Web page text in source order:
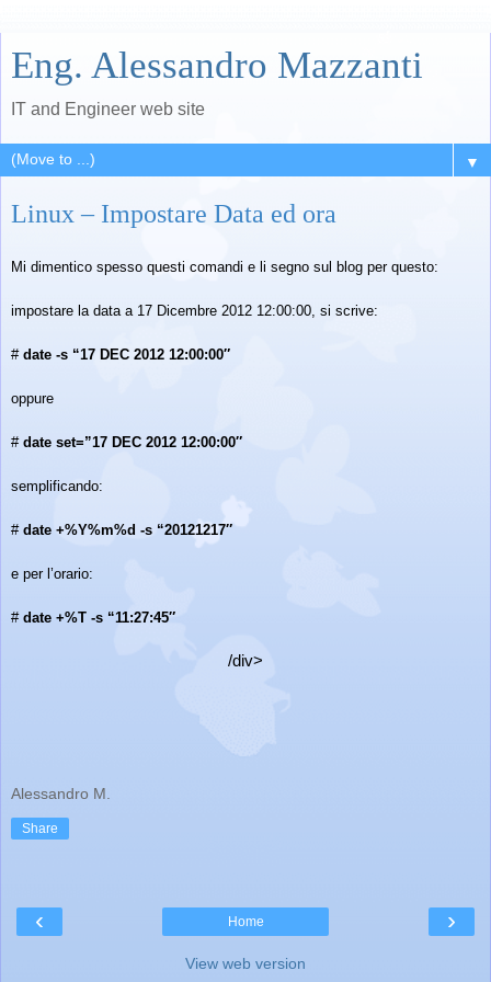
Eng. Alessandro Mazzanti
IT and Engineer web site
▼
Linux – Impostare Data ed ora
Mi dimentico spesso questi comandi e li segno sul blog per questo:
impostare la data a 17 Dicembre 2012 12:00:00, si scrive:
# date -s “17 DEC 2012 12:00:00″
oppure
# date set=”17 DEC 2012 12:00:00″
semplificando:
# date +%Y%m%d -s “20121217″
e per l’orario:
# date +%T -s “11:27:45″
/div>
Alessandro M.
Share
‹ ›
Home
View web version